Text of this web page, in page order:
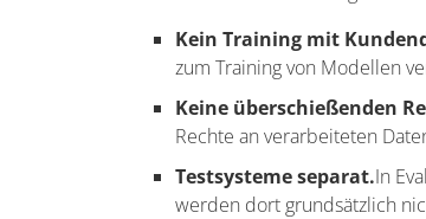
Kein Training mit
zum Training von Modellen
Keine überschießenden
Rechte an verarbeiteten
Testsysteme separat.In
werden dort grundsätzlich